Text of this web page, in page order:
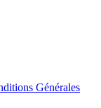
Générales